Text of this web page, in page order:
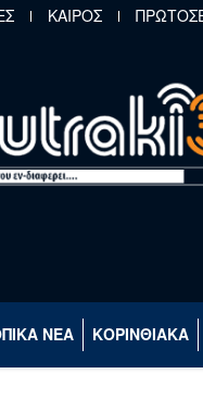
περιεχόμενο
ΚΑΙΡΟΣ
ΝΕΑ ΚΟΡΙΝΘΙΑΚΑ